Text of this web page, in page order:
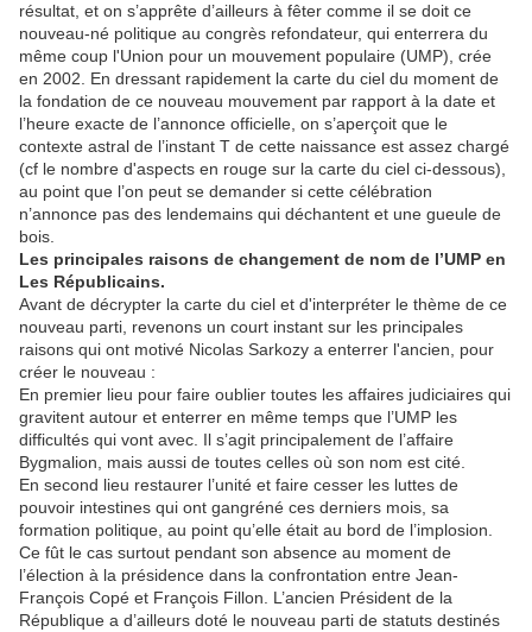
résultat, et on s’apprête d’ailleurs à fêter comme il se doit ce
nouveau-né politique au congrès refondateur, qui enterrera du
même coup l'Union pour un mouvement populaire (UMP), crée
en 2002. En dressant rapidement la carte du ciel du moment de
la fondation de ce nouveau mouvement par rapport à la date et
l’heure exacte de l’annonce officielle, on s’aperçoit que le
contexte astral de l’instant T de cette naissance est assez chargé
(cf le nombre d'aspects en rouge sur la carte du ciel ci-dessous),
au point que l’on peut se demander si cette célébration
n’annonce pas des lendemains qui déchantent et une gueule de
bois.
Les principales raisons de changement de nom de l’UMP en
Les Républicains.
Avant de décrypter la carte du ciel et d'interpréter le thème de ce
nouveau parti, revenons un court instant sur les principales
raisons qui ont motivé Nicolas Sarkozy a enterrer l'ancien, pour
créer le nouveau :
En premier lieu pour faire oublier toutes les affaires judiciaires qui
gravitent autour et enterrer en même temps que l’UMP les
difficultés qui vont avec. Il s’agit principalement de l’affaire
Bygmalion, mais aussi de toutes celles où son nom est cité.
En second lieu restaurer l’unité et faire cesser les luttes de
pouvoir intestines qui ont gangréné ces derniers mois, sa
formation politique, au point qu’elle était au bord de l’implosion.
Ce fût le cas surtout pendant son absence au moment de
l’élection à la présidence dans la confrontation entre Jean-
François Copé et François Fillon. L’ancien Président de la
République a d’ailleurs doté le nouveau parti de statuts destinés